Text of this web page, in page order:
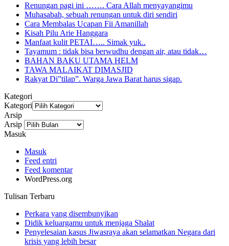
Renungan pagi ini ……. Cara Allah menyayangimu
Muhasabah, sebuah renungan untuk diri sendiri
Cara Membalas Ucapan Fii Amanillah
Kisah Pilu Arie Hanggara
Manfaat kulit PETAI….. Simak yuk..
Tayamum : tidak bisa berwudhu dengan air, atau tidak…
BAHAN BAKU UTAMA HELM
TAWA MALAIKAT DIMASJID
Rakyat Di”tilap”. Warga Jawa Barat harus sigap.
Kategori
Kategori
Arsip
Arsip
Masuk
Masuk
Feed entri
Feed komentar
WordPress.org
Tulisan Terbaru
Perkara yang disembunyikan
Didik keluargamu untuk menjaga Shalat
Penyelesaian kasus Jiwasraya akan selamatkan Negara dari
krisis yang lebih besar